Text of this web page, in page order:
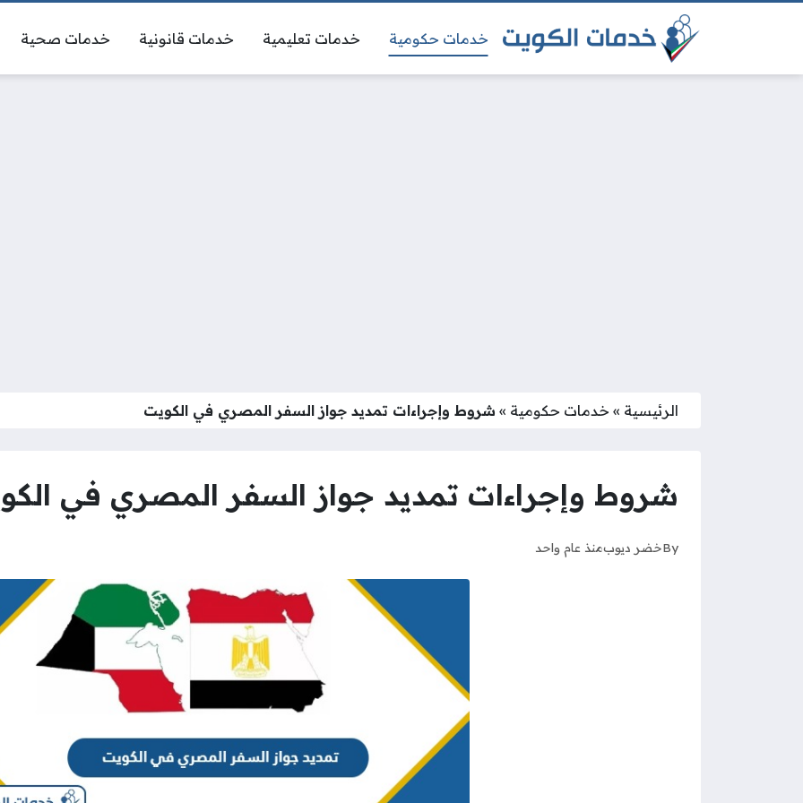
خدمات حكومية خدمات تعليمية خدمات قانونية خدمات صحية
الرئيسية » خدمات حكومية » شروط وإجراءات تمديد جواز السفر المصري في الكويت
شروط وإجراءات تمديد جواز السفر المصري في
Byخضر ديوبمنذ عام واحد